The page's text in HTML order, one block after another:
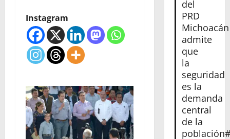
Instagram
del
PRD
Michoacán
admite
que
la
seguridad
es la
demanda
central
de la